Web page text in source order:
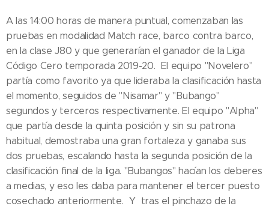
A las 14:00 horas de manera puntual, comenzaban las
pruebas en modalidad Match race, barco contra barco,
en la clase J80 y que generarían el ganador de la Liga
Código Cero temporada 2019-20. El equipo "Novelero"
partía como favorito ya que lideraba la clasificación hasta
el momento, seguidos de "Nisamar" y "Bubango"
segundos y terceros respectivamente. El equipo "Alpha"
que partía desde la quinta posición y sin su patrona
habitual, demostraba una gran fortaleza y ganaba sus
dos pruebas, escalando hasta la segunda posición de la
clasificación final de la liga. "Bubangos" hacían los deberes
a medias, y eso les daba para mantener el tercer puesto
cosechado anteriormente. Y tras el pinchazo de la